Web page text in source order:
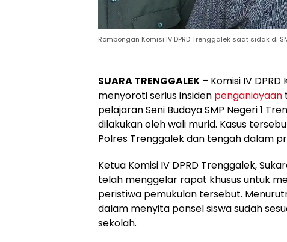
Rombongan Komisi IV DPRD Trenggalek saat sidak di
SUARA TRENGGALEK – Komisi IV
menyoroti serius insiden penganiayaan
pelajaran Seni Budaya SMP Negeri 1
dilakukan oleh wali murid. Kasus
Polres Trenggalek dan tengah dalam
Ketua Komisi IV DPRD Trenggalek,
telah menggelar rapat khusus untuk
peristiwa pemukulan tersebut.
dalam menyita ponsel siswa sudah
sekolah.